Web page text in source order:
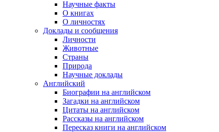
Научные факты
О книгах
О личностях
Доклады и сообщения
Личности
Животные
Страны
Природа
Научные доклады
Английский
Биографии на английском
Загадки на английском
Цитаты на английском
Рассказы на английском
Пересказ книги на английском